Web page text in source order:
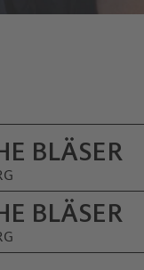
BLÄSER
BLÄSER